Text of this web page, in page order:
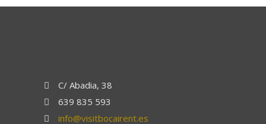
C/ Abadia, 38
639 835 593
info@visitbocairent.es